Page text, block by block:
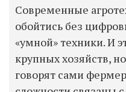
Современные
обойтись без
«умной» техники. И
крупных хозяйств,
говорят сами